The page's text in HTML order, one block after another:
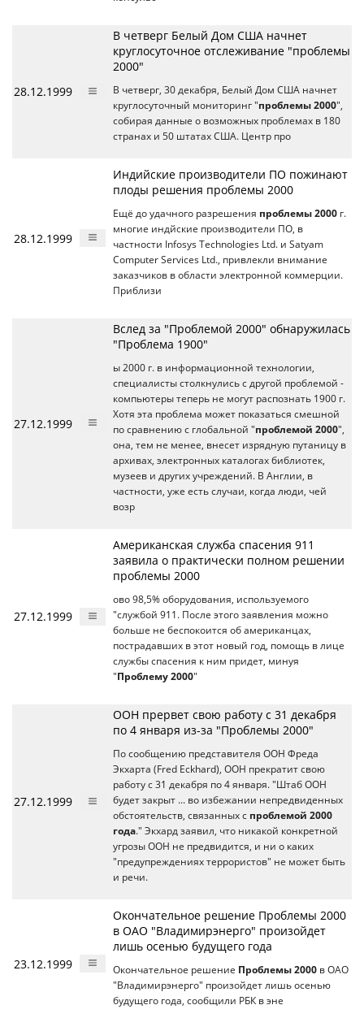
28.12.1999
В четверг Белый Дом США начнет
круглосуточное отслеживание "проблемы
2000"
В четверг, 30 декабря, Белый Дом США начнет
круглосуточный мониторинг "проблемы 2000",
собирая данные о возможных проблемах в 180
странах и 50 штатах США. Центр про
28.12.1999
Индийские производители ПО пожинают
плоды решения проблемы 2000
Ещё до удачного разрешения проблемы 2000 г.
многие индйские производители ПО, в
частности Infosys Technologies Ltd. и Satyam
Computer Services Ltd., привлекли внимание
заказчиков в области электронной коммерции.
Приблизи
27.12.1999
Вслед за "Проблемой 2000" обнаружилась
"Проблема 1900"
ы 2000 г. в информационной технологии,
специалисты столкнулись с другой проблемой -
компьютеры теперь не могут распознать 1900 г.
Хотя эта проблема может показаться смешной
по сравнению с глобальной "проблемой 2000",
она, тем не менее, внесет изрядную путаницу в
архивах, электронных каталогах библиотек,
музеев и других учреждений. В Англии, в
частности, уже есть случаи, когда люди, чей
возр
27.12.1999
Американская служба спасения 911
заявила о практически полном решении
проблемы 2000
ово 98,5% оборудования, используемого
"службой 911. После этого заявления можно
больше не беспокоится об американцах,
пострадавших в этот новый год, помощь в лице
службы спасения к ним придет, минуя
"Проблему 2000"
27.12.1999
ООН прервет свою работу с 31 декабря
по 4 января из-за "Проблемы 2000"
По сообщению представителя ООН Фреда
Экхарта (Fred Eckhard), ООН прекратит свою
работу с 31 декабря по 4 января. "Штаб ООН
будет закрыт ... во избежании непредвиденных
обстоятельств, связанных с проблемой 2000
года." Экхард заявил, что никакой конкретной
угрозы ООН не предвидится, и ни о каких
"предупреждениях террористов" не может быть
и речи.
23.12.1999
Окончательное решение Проблемы 2000
в ОАО "Владимирэнерго" произойдет
лишь осенью будущего года
Окончательное решение Проблемы 2000 в ОАО
"Владимирэнерго" произойдет лишь осенью
будущего года, сообщили РБК в эне